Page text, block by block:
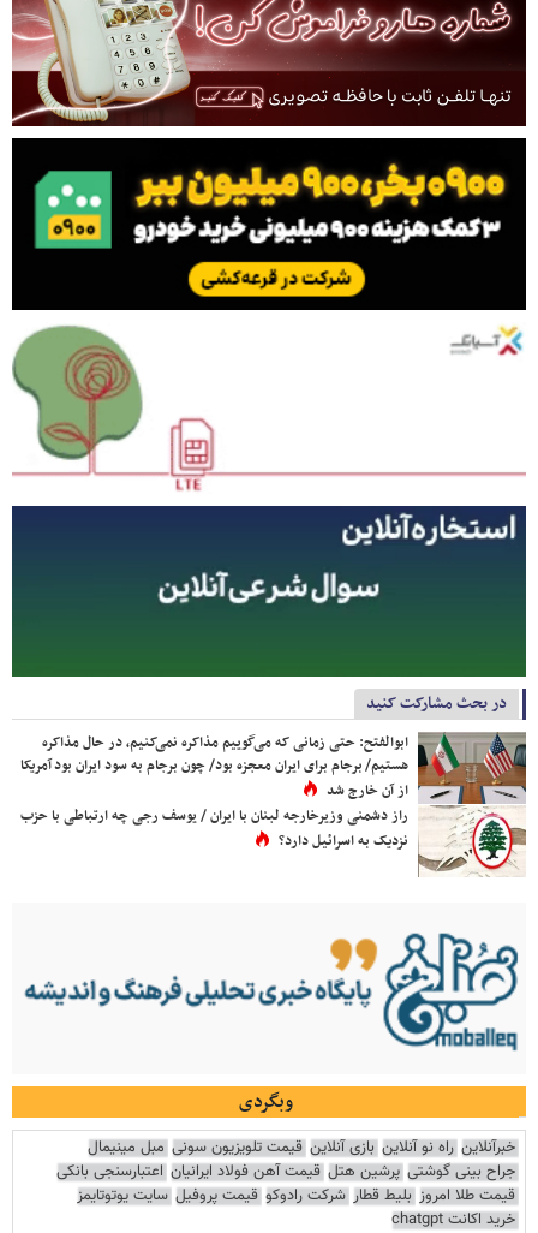
در بحث مشارکت کنید
ابوالفتح: حتی زمانی که می‌گوییم مذاکره نمی‌کنیم، در حال مذاکره
هستیم/ برجام برای ایران معجزه بود/ چون برجام به سود ایران بود آمریکا
از آن خارج شد
راز دشمنی وزیرخارجه لبنان با ایران / یوسف رجی چه ارتباطی با حزب
نزدیک به اسرائیل دارد؟
وبگردی
خبرآنلاین راه نو آنلاین بازی آنلاین قیمت تلویزیون سونی مبل مینیمال
جراح بینی گوشتی پرشین هتل قیمت آهن فولاد ایرانیان اعتبارسنجی بانکی
قیمت طلا امروز بلیط قطار شرکت رادوکو قیمت پروفیل سایت یوتوتایمز
خرید اکانت chatgpt